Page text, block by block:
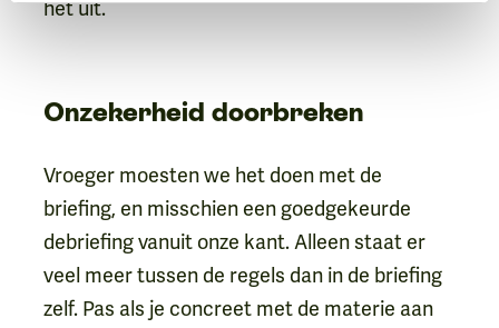
het uit.
Onzekerheid doorbreken
Vroeger moesten we het doen met de
briefing, en misschien een goedgekeurde
debriefing vanuit onze kant. Alleen staat er
veel meer tussen de regels dan in de briefing
zelf. Pas als je concreet met de materie aan